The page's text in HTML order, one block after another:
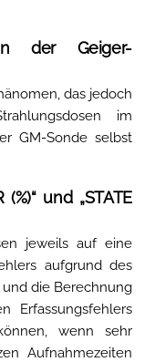
der Geiger-
das jedoch
im
GM-Sonde selbst
und „STATE
jeweils auf eine
aufgrund des
die Berechnung
Erfassungsfehlers
wenn sehr
Aufnahmezeiten